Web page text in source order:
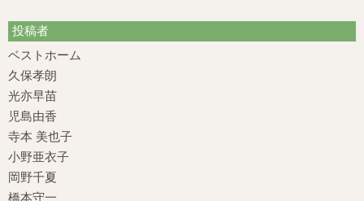
投稿者
ベストホーム
久保孝朗
光亦早苗
児島由香
寺本 美也子
小野亜衣子
岡野千夏
橋本守一